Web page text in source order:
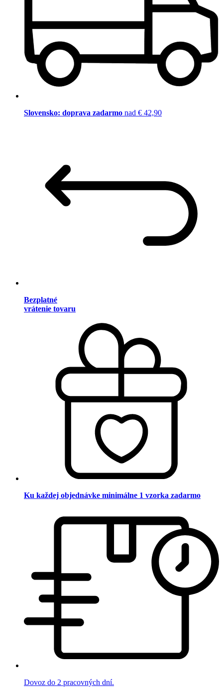
Slovensko: doprava zadarmo nad € 42,90
Bezplatné
vrátenie tovaru
Ku každej objednávke minimálne 1 vzorka zadarmo
Dovoz do 2 pracovných dní.